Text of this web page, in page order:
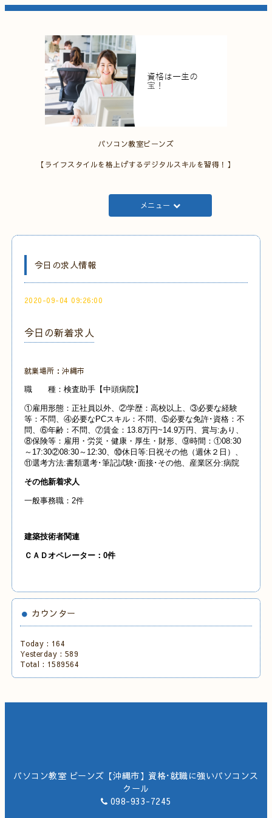
パソコン教室ビーンズ
【ライフスタイルを格上げするデジタルスキルを習得！】
メニュー
今日の求人情報
2020-09-04 09:26:00
今日の新着求人
就業場所：沖縄市
職 種：検査助手【中頭病院】
①雇用形態：正社員以外、②学歴：高校以上、③必要な経験
等：不問、④必要なPCスキル：不問、⑤必要な免許･資格：不
問、⑥年齢：不問、⑦賃金：13.8万円~14.9万円、賞与:あり、
⑧保険等：雇用・労災・健康・厚生・財形、⑨時間：①08:30
～17:30②08:30～12:30、⑩休日等:日祝その他（週休２日）、
⑪選考方法:書類選考･筆記試験･面接･その他、産業区分:病院
その他新着求人
一般事務職：2件
建築技術者関連
Ｃ ＡＤオペレーター：0件
カウンター
Today : 164
Yesterday : 589
Total : 1589564
パソコン教室 ビーンズ【沖縄市】資格･就職に強いパソコンス
クール
098-933-7245